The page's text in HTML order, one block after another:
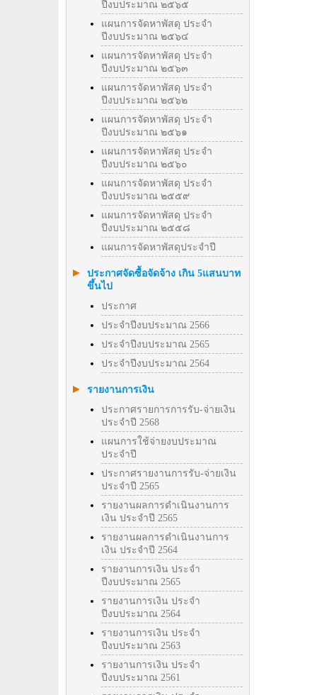
ปีงบประมาณ ๒๕๖๕
แผนการจัดหาพัสดุ ประจำ
ปีงบประมาณ ๒๕๖๔
แผนการจัดหาพัสดุ ประจำ
ปีงบประมาณ ๒๕๖๓
แผนการจัดหาพัสดุ ประจำ
ปีงบประมาณ ๒๕๖๒
แผนการจัดหาพัสดุ ประจำ
ปีงบประมาณ ๒๕๖๑
แผนการจัดหาพัสดุ ประจำ
ปีงบประมาณ ๒๕๖๐
แผนการจัดหาพัสดุ ประจำ
ปีงบประมาณ ๒๕๕๙
แผนการจัดหาพัสดุ ประจำ
ปีงบประมาณ ๒๕๕๘
แผนการจัดหาพัสดุประจำปี
ประกาศจัดซื้อจัดจ้าง เกิน 5แสนบาท
ขึ้นไป
ประกาศ
ประจำปีงบประมาณ 2566
ประจำปีงบประมาณ 2565
ประจำปีงบประมาณ 2564
รายงานการเงิน
ประกาศรายการการรับ-จ่ายเงิน
ประจำปี 2568
แผนการใช้จ่ายงบประมาณ
ประจำปี
ประกาศรายงานการรับ-จ่ายเงิน
ประจำปี 2565
รายงานผลการดำเนินงานการ
เงิน ประจำปี 2565
รายงานผลการดำเนินงานการ
เงิน ประจำปี 2564
รายงานการเงิน ประจำ
ปีงบประมาณ 2565
รายงานการเงิน ประจำ
ปีงบประมาณ 2564
รายงานการเงิน ประจำ
ปีงบประมาณ 2563
รายงานการเงิน ประจำ
ปีงบประมาณ 2561